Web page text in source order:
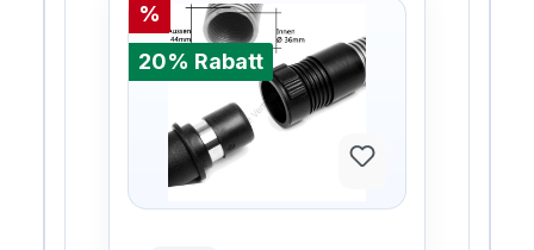
%
20% Rabatt